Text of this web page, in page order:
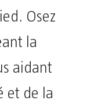
Osez
la
aidant
et de la